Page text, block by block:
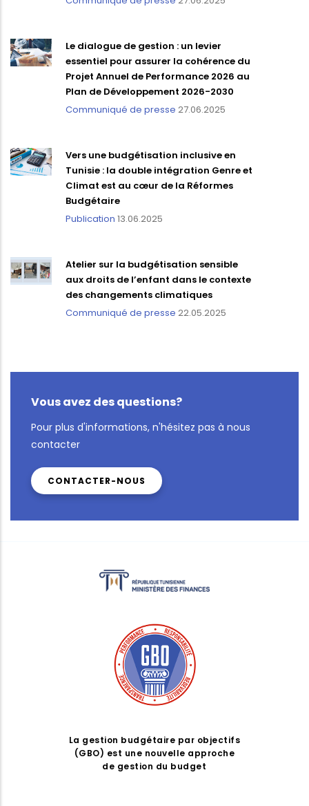
Le dialogue de gestion : un levier
essentiel pour assurer la cohérence du
Projet Annuel de Performance 2026 au
Plan de Développement 2026-2030
Communiqué de presse 27.06.2025
Vers une budgétisation inclusive en
Tunisie : la double intégration Genre et
Climat est au cœur de la Réformes
Budgétaire
Publication 13.06.2025
Atelier sur la budgétisation sensible
aux droits de l’enfant dans le contexte
des changements climatiques
Communiqué de presse 22.05.2025
Vous avez des questions?
Pour plus d'informations, n'hésitez pas à nous
contacter
CONTACTER-NOUS
La gestion budgétaire par objectifs
(GBO) est une nouvelle approche
de gestion du budget